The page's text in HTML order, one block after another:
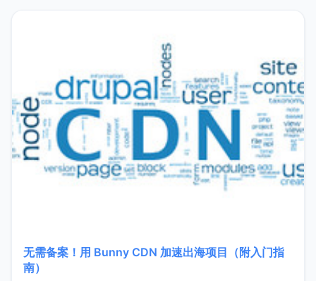
无需备案！用 Bunny CDN 加速出海项目（附入门指
南）